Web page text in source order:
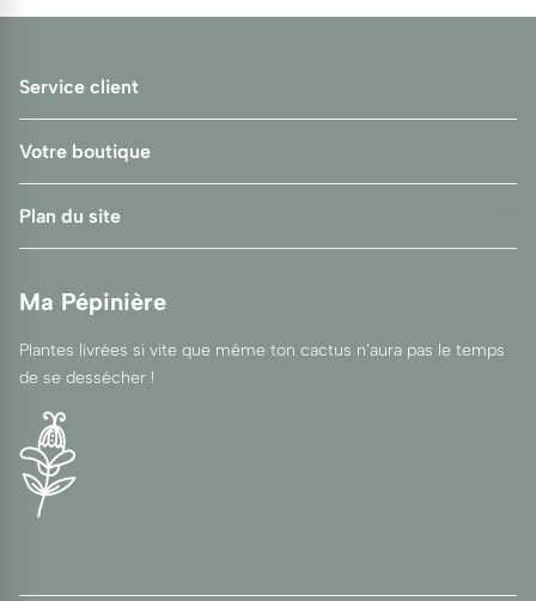
Service client
Votre boutique
Plan du site
Ma Pépinière
Plantes livrées si vite que même ton cactus n’aura pas le temps
de se dessécher !